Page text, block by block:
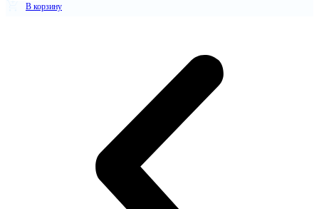
В корзину